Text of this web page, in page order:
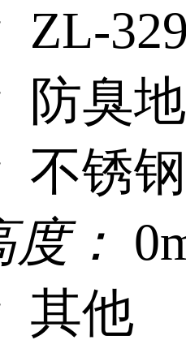
ZL-
防臭
不锈钢
：
其他